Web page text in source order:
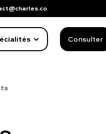
Consulter